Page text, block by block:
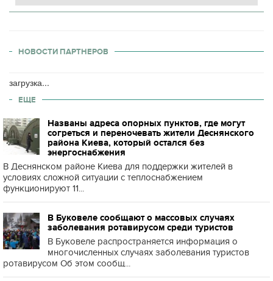
НОВОСТИ ПАРТНЕРОВ
загрузка...
ЕЩЕ
Названы адреса опорных пунктов, где могут
согреться и переночевать жители Деснянского
района Киева, который остался без
энергоснабжения
В Деснянском районе Киева для поддержки жителей в
условиях сложной ситуации с теплоснабжением
функционируют 11...
В Буковеле сообщают о массовых случаях
заболевания ротавирусом среди туристов
В Буковеле распространяется информация о
многочисленных случаях заболевания туристов
ротавирусом Об этом сообщ...